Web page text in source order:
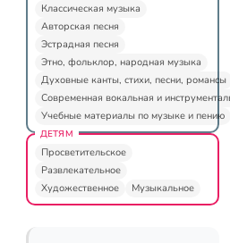
Классическая музыка
Авторская песня
Эстрадная песня
Этно, фольклор, народная музыка
Духовные канты, стихи, песни, романсы
Современная вокальная и
Учебные материалы по музыке и пению
ДЕТЯМ
Просветительское
Развлекательное
Художественное
Музыкальное